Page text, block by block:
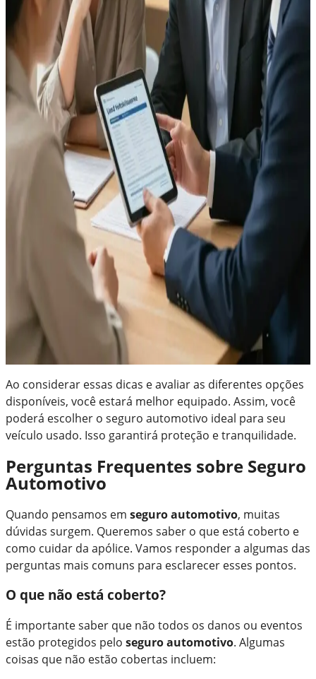
Ao considerar essas dicas e avaliar as diferentes opções
disponíveis, você estará melhor equipado. Assim, você
poderá escolher o seguro automotivo ideal para seu
veículo usado. Isso garantirá proteção e tranquilidade.
Perguntas Frequentes sobre Seguro
Automotivo
Quando pensamos em seguro automotivo, muitas
dúvidas surgem. Queremos saber o que está coberto e
como cuidar da apólice. Vamos responder a algumas das
perguntas mais comuns para esclarecer esses pontos.
O que não está coberto?
É importante saber que não todos os danos ou eventos
estão protegidos pelo seguro automotivo. Algumas
coisas que não estão cobertas incluem: